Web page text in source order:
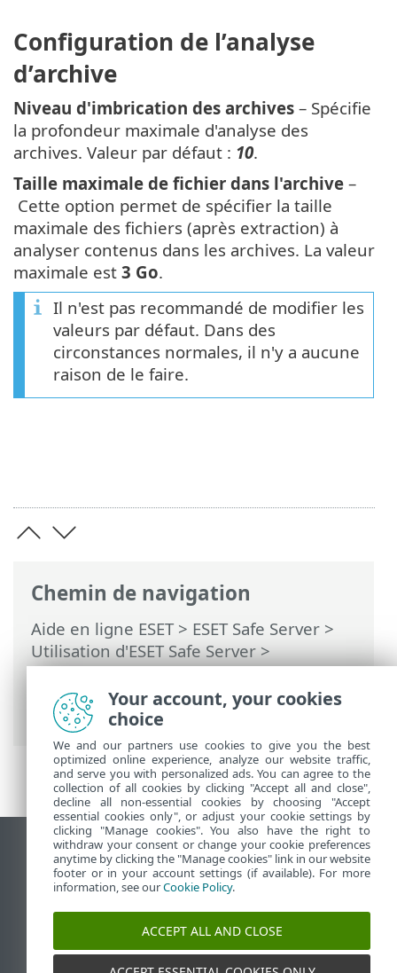
Chemin de navigation
Aide en ligne ESET> ESET Safe Server >
Utilisation d'ESET Safe Server>
Configuration avancée>Protections>
Protection du client de messagerie>
ThreatSense
Configuration de l’analyse
d’archive
Niveau d'imbrication des archives – Spécifie
la profondeur maximale d'analyse des
archives. Valeur par défaut : 10.
Taille maximale de fichier dans l'archive –
Cette option permet de spécifier la taille
maximale des fichiers (après extraction) à
analyser contenus dans les archives. La valeur
maximale est 3 Go.
Il n'est pas recommandé de modifier les
valeurs par défaut. Dans des
circonstances normales, il n'y a aucune
raison de le faire.
Afficher le site des postes de travail
End of Life
Base de connaissances ESET
Forum ESET
ESET Status Portal
Support régional
Your account, your cookies
choice
We and our partners use cookies to give you the best
optimized online experience, analyze our website traffic,
and serve you with personalized ads. You can agree to the
collection of all cookies by clicking "Accept all and close",
decline all non-essential cookies by choosing "Accept
essential cookies only", or adjust your cookie settings by
clicking "Manage cookies". You also have the right to
withdraw your consent or change your cookie preferences
anytime by clicking the "Manage cookies" link in our website
footer or in your account settings (if available). For more
information, see ourCookie Policy.
ACCEPT ALL AND CLOSE